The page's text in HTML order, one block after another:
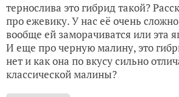
тернослива это гибрид такой?
про ежевику. У нас её очень
вообще ей заморачиватся или эта
И еще про черную малину, это
нет и как она по вкусу сильно
классической малины?